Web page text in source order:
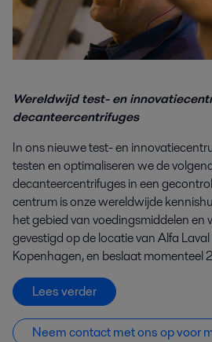
Wereldwijd test- en
decanteercentrifuges
In ons nieuwe test- en
testen en optimaliseren we de
decanteercentrifuges in een
centrum is onze wereldwijde
het gebied van voedingsmiddelen en
gevestigd op de locatie van Alfa
Kopenhagen, en beslaat momenteel
Lees verder
Neem contact met ons op voor